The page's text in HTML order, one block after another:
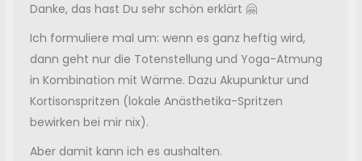
Danke, das hast Du sehr schön erklärt 🤗
Ich formuliere mal um: wenn es ganz heftig wird,
dann geht nur die Totenstellung und Yoga-Atmung
in Kombination mit Wärme. Dazu Akupunktur und
Kortisonspritzen (lokale Anästhetika-Spritzen
bewirken bei mir nix).
Aber damit kann ich es aushalten.